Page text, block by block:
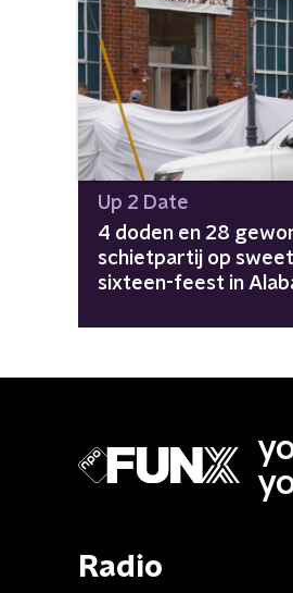
Up 2 Date
4 doden en 28
schietpartij op sweet
sixteen-feest in
Radio